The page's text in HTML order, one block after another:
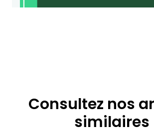
Consultez nos
similaires